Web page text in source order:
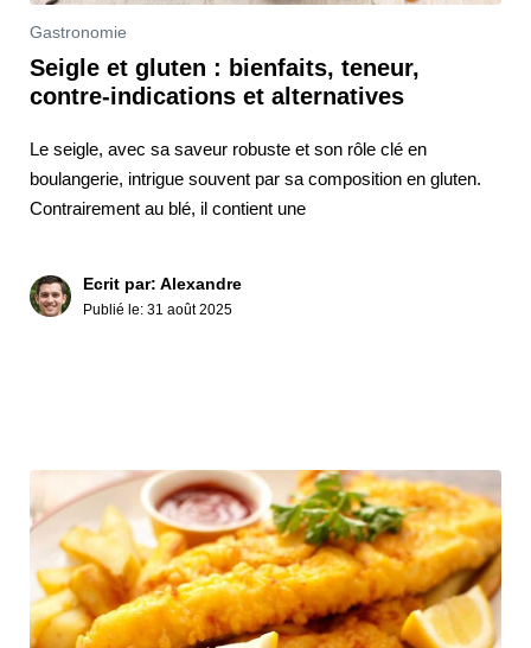
Gastronomie
Seigle et gluten : bienfaits, teneur,
contre-indications et alternatives
Le seigle, avec sa saveur robuste et son rôle clé en
boulangerie, intrigue souvent par sa composition en gluten.
Contrairement au blé, il contient une
Ecrit par: Alexandre
Publié le: 31 août 2025